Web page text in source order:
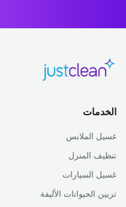
الخدمات
غسيل الملابس
تنظيف المنزل
غسيل السيارات
تزيين الحيوانات الأليفة